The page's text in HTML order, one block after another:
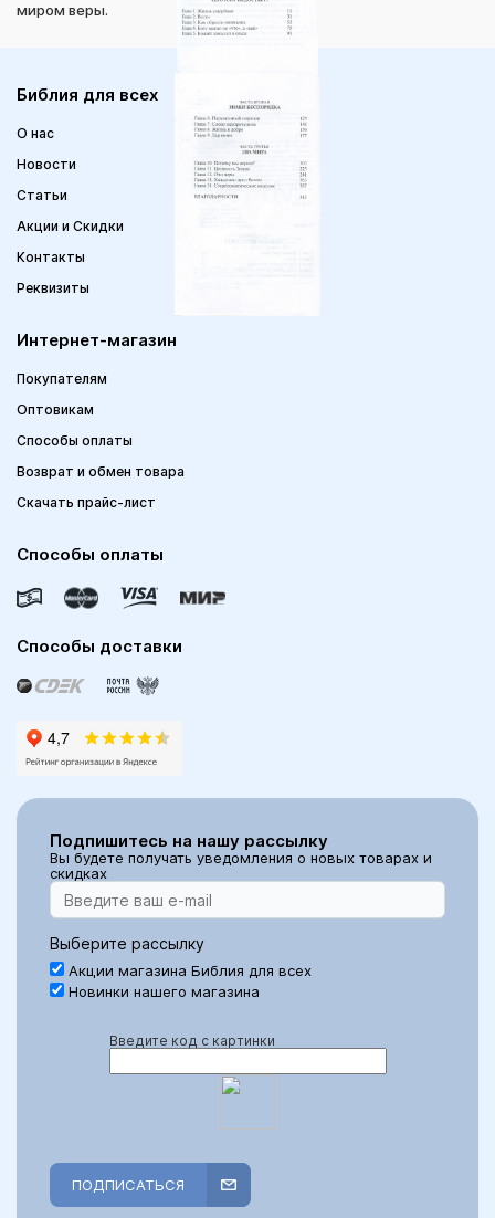
миром веры.
Библия для всех
О нас
Новости
Статьи
Акции и Скидки
Контакты
Реквизиты
Интернет-магазин
Покупателям
Оптовикам
Способы оплаты
Возврат и обмен товара
Скачать прайс-лист
Способы оплаты
Способы доставки
Подпишитесь на нашу рассылку
Вы будете получать уведомления о новых товарах и
скидках
Выберите рассылку
Акции магазина Библия для всех
Новинки нашего магазина
Введите код с картинки
ПОДПИСАТЬСЯ